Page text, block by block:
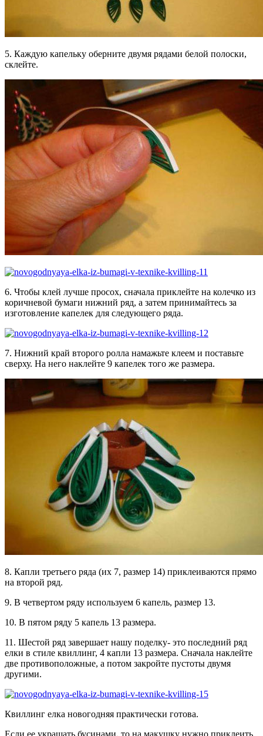
5. Каждую капельку оберните двумя рядами белой полоски,
склейте.
6. Чтобы клей лучше просох, сначала приклейте на колечко из
коричневой бумаги нижний ряд, а затем принимайтесь за
изготовление капелек для следующего ряда.
7. Нижний край второго ролла намажьте клеем и поставьте
сверху. На него наклейте 9 капелек того же размера.
8. Капли третьего ряда (их 7, размер 14) приклеиваются прямо
на второй ряд.
9. В четвертом ряду используем 6 капель, размер 13.
10. В пятом ряду 5 капель 13 размера.
11. Шестой ряд завершает нашу поделку- это последний ряд
елки в стиле квиллинг, 4 капли 13 размера. Сначала наклейте
две противоположные, а потом закройте пустоты двумя
другими.
Квиллинг елка новогодняя практически готова.
Если ее украшать бусинами, то на макушку нужно приклеить